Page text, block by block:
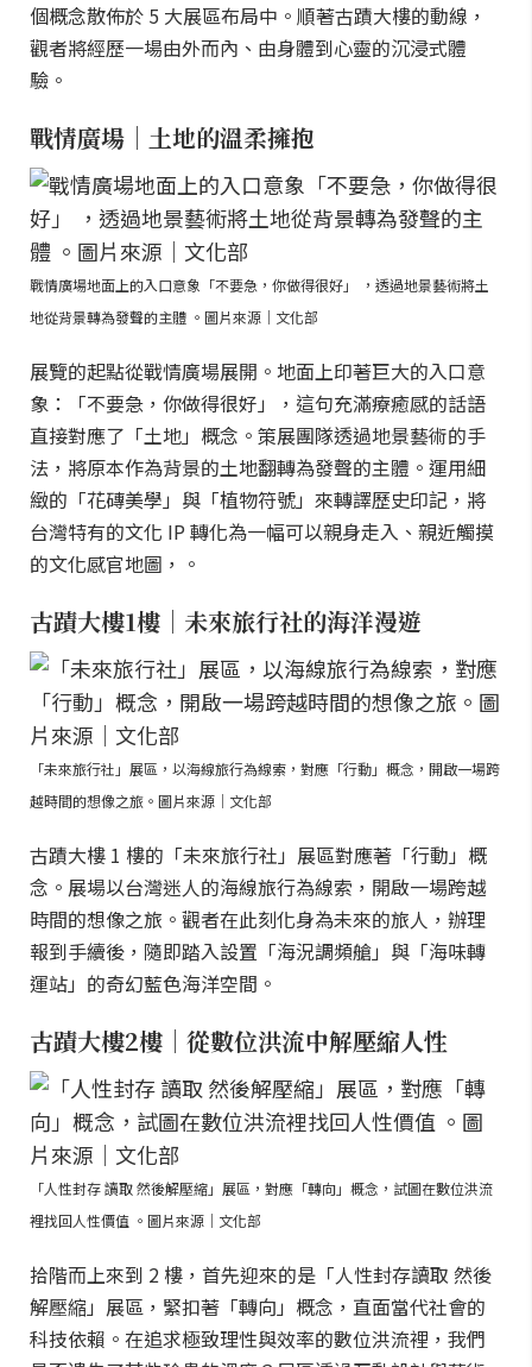
個概念散佈於 5 大展區布局中。順著古蹟大樓的動線，
觀者將經歷一場由外而內、由身體到心靈的沉浸式體
驗。
戰情廣場｜土地的溫柔擁抱
戰情廣場地面上的入口意象「不要急，你做得很好」 ，透過地景藝術將土
地從背景轉為發聲的主體 。圖片來源｜文化部
展覽的起點從戰情廣場展開。地面上印著巨大的入口意
象：「不要急，你做得很好」，這句充滿療癒感的話語
直接對應了「土地」概念。策展團隊透過地景藝術的手
法，將原本作為背景的土地翻轉為發聲的主體。運用細
緻的「花磚美學」與「植物符號」來轉譯歷史印記，將
台灣特有的文化 IP 轉化為一幅可以親身走入、親近觸摸
的文化感官地圖，。
古蹟大樓1樓｜未來旅行社的海洋漫遊
「未來旅行社」展區，以海線旅行為線索，對應「行動」概念，開啟一場跨
越時間的想像之旅。圖片來源｜文化部
古蹟大樓 1 樓的「未來旅行社」展區對應著「行動」概
念。展場以台灣迷人的海線旅行為線索，開啟一場跨越
時間的想像之旅。觀者在此刻化身為未來的旅人，辦理
報到手續後，隨即踏入設置「海況調頻艙」與「海味轉
運站」的奇幻藍色海洋空間。
古蹟大樓2樓｜從數位洪流中解壓縮人性
「人性封存 讀取 然後解壓縮」展區，對應「轉向」概念，試圖在數位洪流
裡找回人性價值 。圖片來源｜文化部
拾階而上來到 2 樓，首先迎來的是「人性封存讀取 然後
解壓縮」展區，緊扣著「轉向」概念，直面當代社會的
科技依賴。在追求極致理性與效率的數位洪流裡，我們